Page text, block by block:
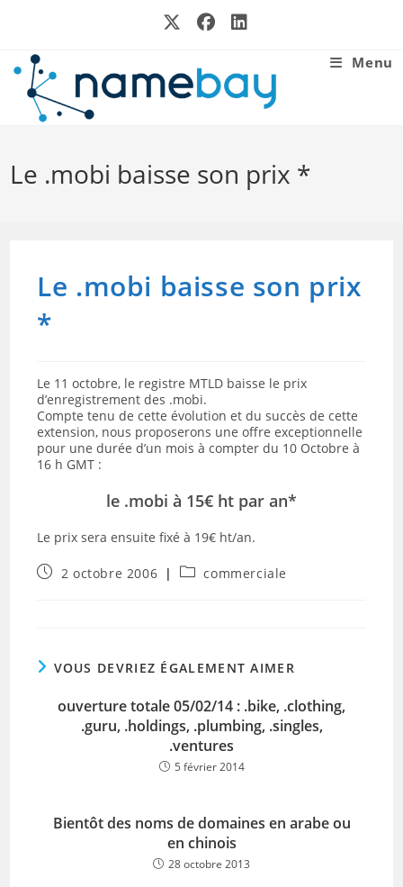
Menu
Le .mobi baisse son prix *
Le .mobi baisse son prix
*
Le 11 octobre, le registre MTLD baisse le prix
d’enregistrement des .mobi.
Compte tenu de cette évolution et du succès de cette
extension, nous proposerons une offre exceptionnelle
pour une durée d’un mois à compter du 10 Octobre à
16 h GMT :
le .mobi à 15€ ht par an*
Le prix sera ensuite fixé à 19€ ht/an.
Publication
2 octobre 2006
Postcommerciale
VOUS DEVRIEZ ÉGALEMENT AIMER
ouverture totale 05/02/14 : .bike, .clothing,
.guru, .holdings, .plumbing, .singles,
.ventures
5 février 2014
Bientôt des noms de domaines en arabe ou
en chinois
28 octobre 2013